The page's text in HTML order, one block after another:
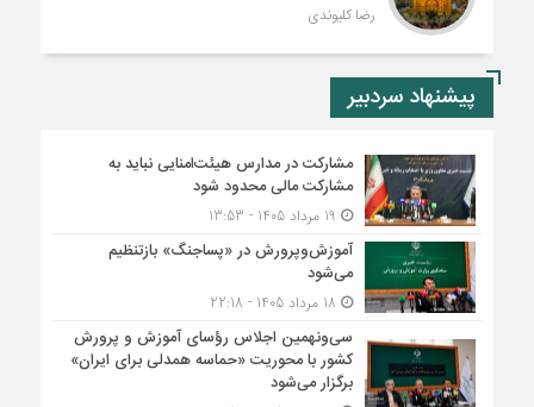
رضا کلیوندی
پیشنهاد سردبیر
مشارکت در مدارس هیئت‌امنایی نباید به
مشارکت مالی محدود شود
آموزش‌وپرورش در «پسا‌جنگ» بازتنظیم
می‌شود
سی‌ونهمین اجلاس رؤسای آموزش و پرورش
کشور با محوریت «حماسه همدلی برای ایران»
برگزار می‌شود